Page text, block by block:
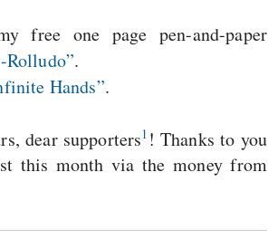
free one page pen-and-paper
Rolludo”.
Hands”.
dear supporters1 ! Thanks to you
this month via the money from